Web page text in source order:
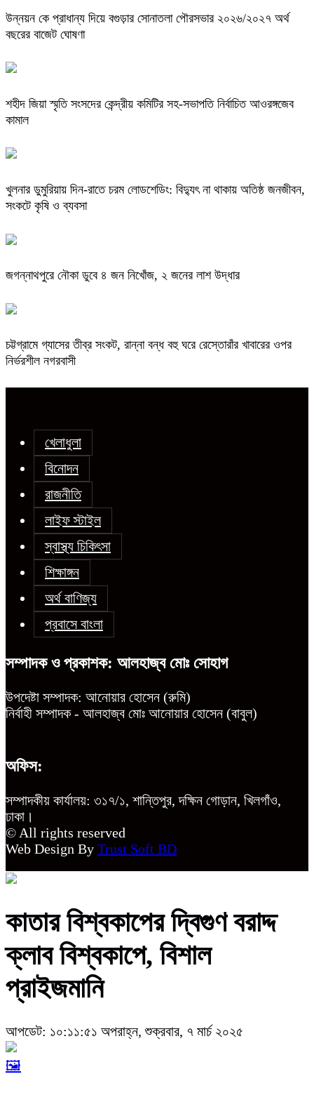
উন্নয়ন কে প্রাধান্য দিয়ে বগুড়ার সোনাতলা পৌরসভার ২০২৬/২০২৭ অর্থ
বছরের বাজেট ঘোষণা
শহীদ জিয়া স্মৃতি সংসদের কেন্দ্রীয় কমিটির সহ-সভাপতি নির্বাচিত আওরঙ্গজেব
কামাল
খুলনার ডুমুরিয়ায় দিন-রাতে চরম লোডশেডিং: বিদ্যুৎ না থাকায় অতিষ্ঠ জনজীবন,
সংকটে কৃষি ও ব্যবসা
জগন্নাথপুরে নৌকা ডুবে ৪ জন নিখোঁজ, ২ জনের লাশ উদ্ধার
চট্টগ্রামে গ্যাসের তীব্র সংকট, রান্না বন্ধ বহু ঘরে রেস্তোরাঁর খাবারের ওপর
নির্ভরশীল নগরবাসী
খেলাধুলা
বিনোদন
রাজনীতি
লাইফ স্টাইল
স্বাস্থ্য চিকিৎসা
শিক্ষাঙ্গন
অর্থ বাণিজ্য
প্রবাসে বাংলা
সম্পাদক ও প্রকাশক: আলহাজ্ব মোঃ সোহাগ
উপদেষ্টা সম্পাদক: আনোয়ার হোসেন (রুমি)
নির্বাহী সম্পাদক - আলহাজ্ব মোঃ আনোয়ার হোসেন (বাবুল)
অফিস:
সম্পাদকীয় কার্যালয়: ৩১৭/১, শান্তিপুর, দক্ষিন গোড়ান, খিলগাঁও,
ঢাকা।
© All rights reserved
Web Design By Trust Soft BD
কাতার বিশ্বকাপের দ্বিগুণ বরাদ্দ
ক্লাব বিশ্বকাপে, বিশাল
প্রাইজমানি
আপডেট: ১০:১১:৫১ অপরাহ্ন, শুক্রবার, ৭ মার্চ ২০২৫
🖼️